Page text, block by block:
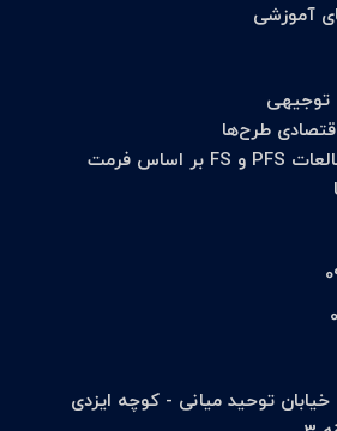
آموزشی
توجیهی
طرح‌ها
اصول تهیه مطالعات PFS و FS بر اساس فرمت
توحید میانی - کوچه ایزدی